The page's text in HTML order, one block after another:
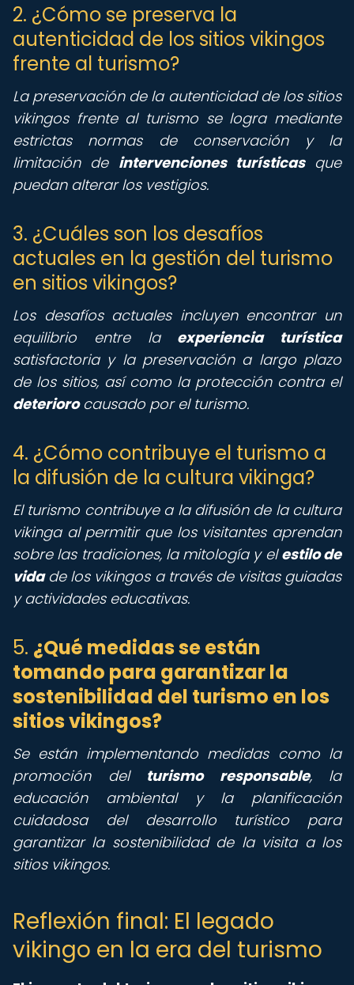
2. ¿Cómo se preserva la
autenticidad de los sitios vikingos
frente al turismo?
La preservación de la autenticidad de los sitios
vikingos frente al turismo se logra mediante
estrictas normas de conservación y la
limitación de intervenciones turísticasque
puedan alterar los vestigios.
3. ¿Cuáles son los desafíos
actuales en la gestión del turismo
en sitios vikingos?
Los desafíos actuales incluyen encontrar un
equilibrio entre la experiencia turística
satisfactoria y la preservación a largo plazo
de los sitios, así como la protección contra el
deteriorocausado por el turismo.
4. ¿Cómo contribuye el turismo a
la difusión de la cultura vikinga?
El turismo contribuye a la difusión de la cultura
vikinga al permitir que los visitantes aprendan
sobre las tradiciones, la mitología y elestilo de
vidade los vikingos a través de visitas guiadas
y actividades educativas.
5. ¿Qué medidas se están
tomando para garantizar la
sostenibilidad del turismo en los
sitios vikingos?
Se están implementando medidas como la
promoción del turismo responsable, la
educación ambiental y la planificación
cuidadosa del desarrollo turístico para
garantizar la sostenibilidad de la visita a los
sitios vikingos.
Reflexión final: El legado
vikingo en la era del turismo